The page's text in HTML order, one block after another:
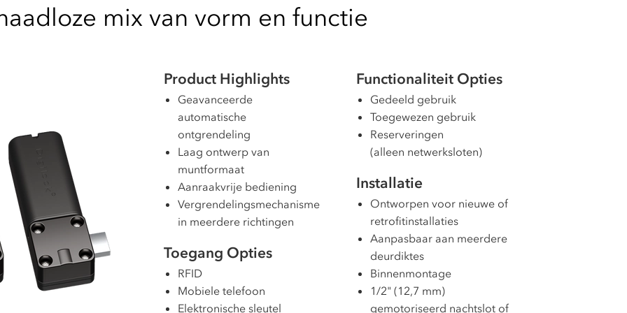
mix van vorm en functie
Product Highlights
Geavanceerde
automatische
ontgrendeling
Laag ontwerp van
muntformaat
Aanraakvrije bediening
Vergrendelingsmechanisme
in meerdere richtingen
Toegang Opties
RFID
Mobiele telefoon
Elektronische sleutel
Functionaliteit Opties
Gedeeld gebruik
Toegewezen gebruik
Reserveringen
(alleen netwerksloten)
Installatie
Ontworpen voor nieuwe of
retrofitinstallaties
Aanpasbaar aan meerdere
deurdiktes
Binnenmontage
1/2" (12,7 mm)
gemotoriseerd nachtslot of